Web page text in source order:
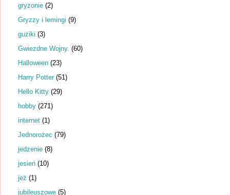
gryzonie (2)
Gryzzy i lemingi (9)
guziki (3)
Gwiezdne Wojny. (60)
Halloween (23)
Harry Potter (51)
Hello Kitty (29)
hobby (271)
internet (1)
Jednorożec (79)
jedzenie (8)
jesień (10)
jeż (1)
jubileuszowe (5)